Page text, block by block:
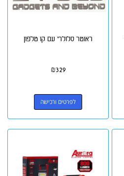
ראוטר סלולרי עם קו טלפון
₪329
לפרטים ורכישה